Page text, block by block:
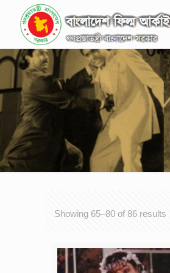
Showing 65–80 of 86 results